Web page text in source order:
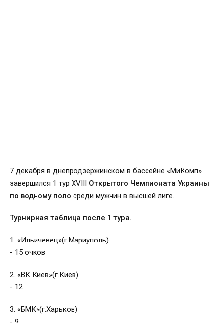
7 декабря в днепродзержинском в бассейне «МиКомп»
завершился 1 тур XVIII Открытого Чемпионата Украины
по водному поло среди мужчин в высшей лиге.
Турнирная таблица после 1 тура.
1. «Ильичевец»(г.Мариуполь)
- 15 очков
2. «ВК Киев»(г.Киев)
- 12
3. «БМК»(г.Харьков)